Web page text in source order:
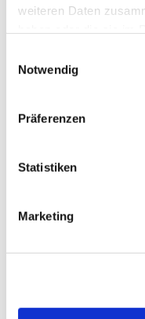
weiteren Daten
Notwendig
Präferenzen
Statistiken
Marketing